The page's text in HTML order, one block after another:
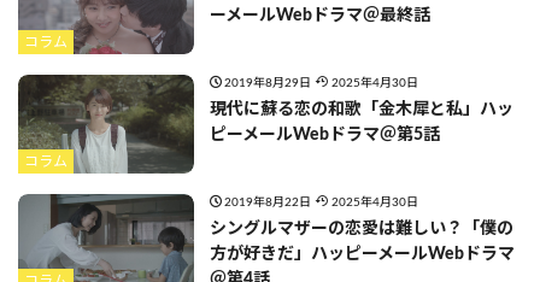
コラム
ーメールWebドラマ＠最終話
コラム
2019年8月29日 2025年4月30日
現代に蘇る恋の和歌「金木犀と私」ハッ
ピーメールWebドラマ＠第5話
2019年8月22日 2025年4月30日
シングルマザーの恋愛は難しい？「僕の
方が好きだ」ハッピーメールWebドラマ